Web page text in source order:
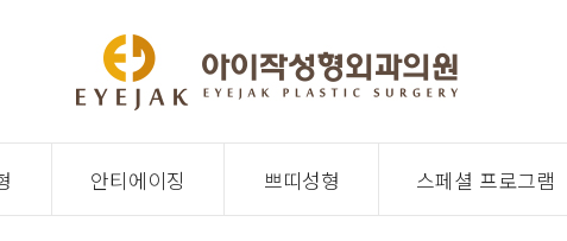
안티에이징 쁘띠성형 스페셜 프로그램